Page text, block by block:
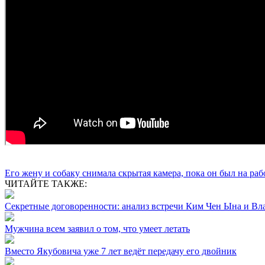
Его жену и собаку снимала скрытая камера, пока он был на
ЧИТАЙТЕ ТАКЖЕ:
Секретные договоренности: анализ встречи Ким Чен Ына и
Мужчина всем заявил о том, что умеет летать
Вместо Якубовича уже 7 лет ведёт передачу его двойник